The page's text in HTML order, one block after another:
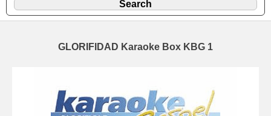
GLORIFIDAD Karaoke Box KBG 1